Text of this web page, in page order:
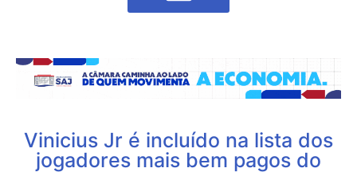
Vinicius Jr é incluído na lista dos
jogadores mais bem pagos do